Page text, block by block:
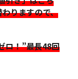
りますので、
ロ！”最長48回